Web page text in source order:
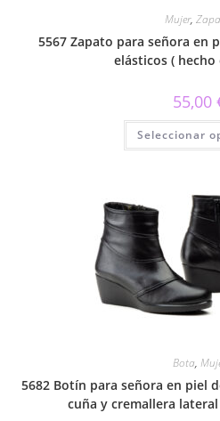
Mujer,
5567 Zapato para señora en
elásticos ( hecho
55,00
Seleccionar
Bota,
5682 Botín para señora en piel
cuña y cremallera lateral